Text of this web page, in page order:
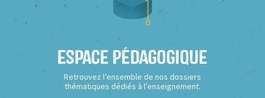
Espace Pédagogique
Retrouvez l’ensemble de nos dossiers
thématiques dédiés à l’enseignement.